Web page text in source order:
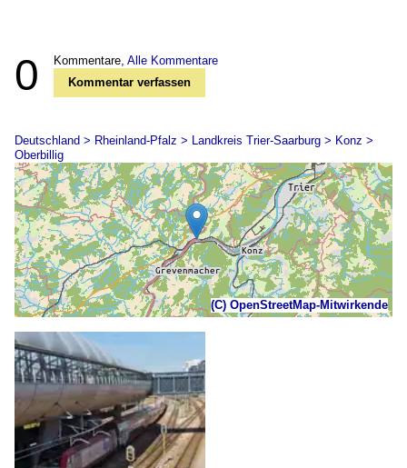
0 Kommentare, Alle Kommentare
Kommentar verfassen
Deutschland > Rheinland-Pfalz > Landkreis Trier-Saarburg > Konz >
Oberbillig
(C) OpenStreetMap-Mitwirkende